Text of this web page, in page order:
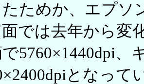
ためか、エプソ
では去年から変
5760×1440dpi、
となって